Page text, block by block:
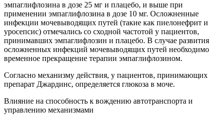
эмпаглифлозина в дозе 25 мг и плацебо, и выше при
применении эмпаглифлозина в дозе 10 мг. Осложненные
инфекции мочевыводящих путей (такие как пиелонефрит и
уросепсис) отмечались со сходной частотой у пациентов,
принимавших эмпаглифлозин и плацебо. В случае развития
осложненных инфекций мочевыводящих путей необходимо
временное прекращение терапии эмпаглифлозином.
Согласно механизму действия, у пациентов, принимающих
препарат Джардинс, определяется глюкоза в моче.
Влияние на способность к вождению автотранспорта и
управлению механизмами